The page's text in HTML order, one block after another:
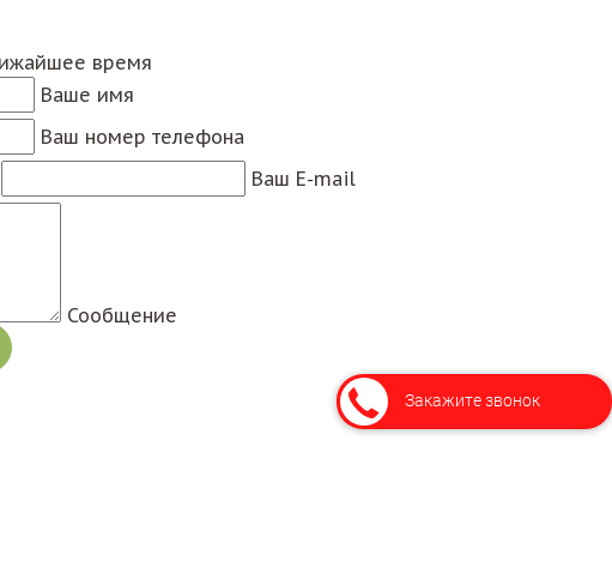
время
Ваше имя
Ваш номер телефона
Ваш E-mail
Сообщение
Закажите звонок